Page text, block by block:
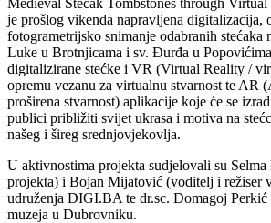
je prošlog vikenda napravljena digitalizacija,
fotogrametrijsko snimanje odabranih stećaka
Luke u Brotnjicama i sv. Đurđa u
digitalizirane stećke i VR (Virtual Reality /
opremu vezanu za virtualnu stvarnost te AR
proširena stvarnost) aplikacije koje će se
publici približiti svijet ukrasa i motiva na
našeg i šireg srednjovjekovlja.
U aktivnostima projekta sudjelovali su
projekta) i Bojan Mijatović (voditelj i režiser
udruženja DIGI.BA te dr.sc. Domagoj
muzeja u Dubrovniku.